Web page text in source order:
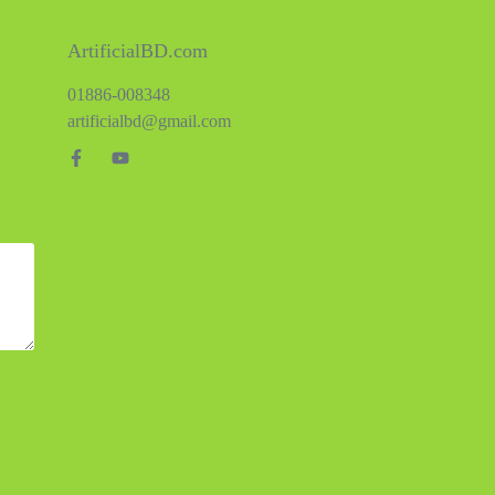
ArtificialBD.com
01886-008348
artificialbd@gmail.com